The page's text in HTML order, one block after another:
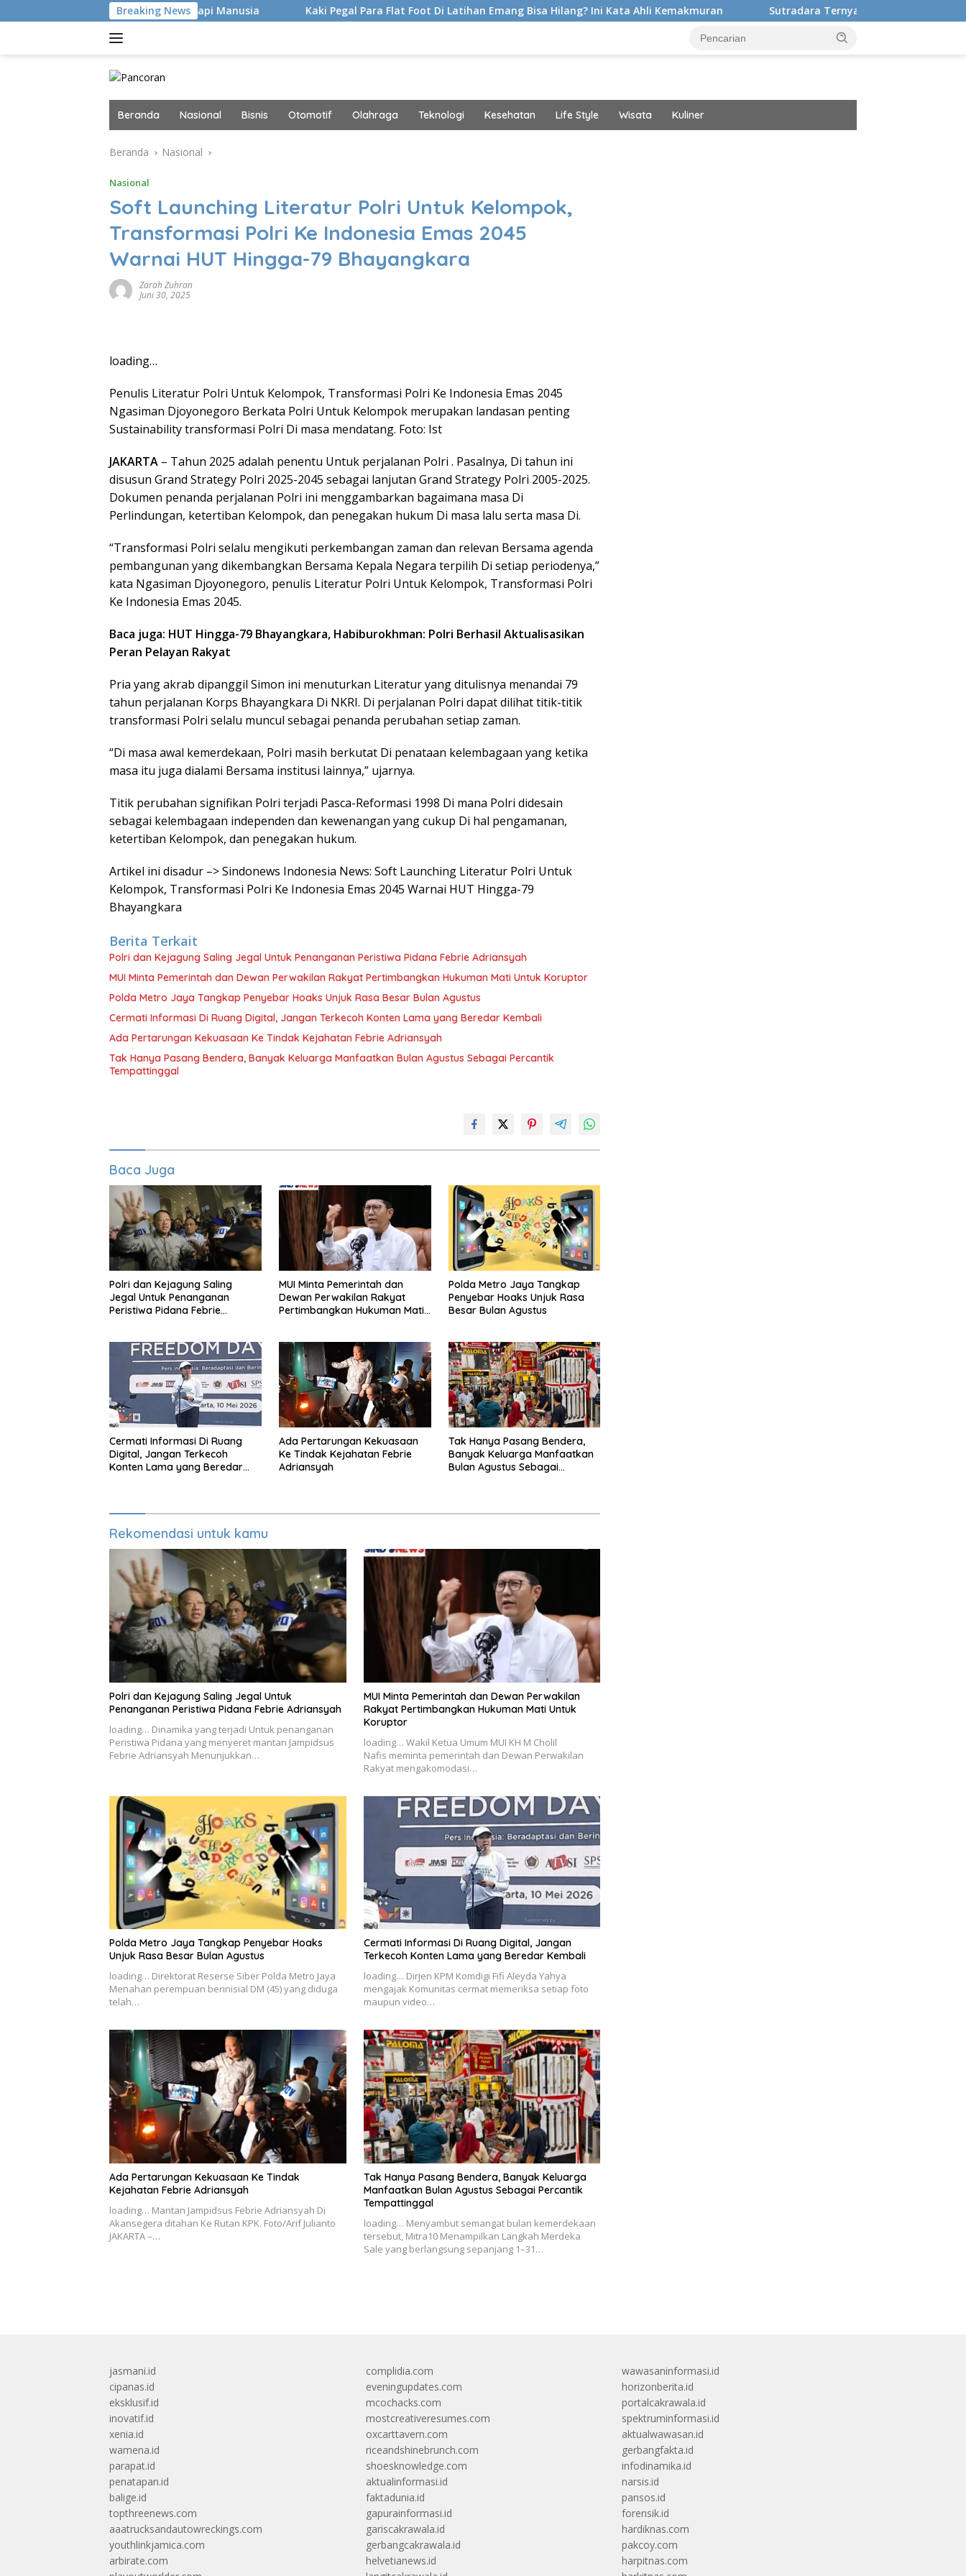
ke
Breaking News
Hacker Canggih, tapi Manusia Kaki Pegal Para Flat Foot Di Latihan Emang Bisa Hilang? Ini Kata Ahli Kemakmuran Sutradara Ternyata Ini Cinta Beberkan Pengalaman
Beranda Nasional Bisnis Otomotif Olahraga Teknologi Kesehatan Life Style Wisata Kuliner
Beranda Nasional
Nasional
Soft Launching Literatur Polri Untuk Kelompok,
Transformasi Polri Ke Indonesia Emas 2045
Warnai HUT Hingga-79 Bhayangkara
Zarah Zuhran
Juni 30, 2025
loading…
Penulis Literatur Polri Untuk Kelompok, Transformasi Polri Ke Indonesia Emas 2045
Ngasiman Djoyonegoro Berkata Polri Untuk Kelompok merupakan landasan penting
Sustainability transformasi Polri Di masa mendatang. Foto: Ist
JAKARTA – Tahun 2025 adalah penentu Untuk perjalanan Polri . Pasalnya, Di tahun ini
disusun Grand Strategy Polri 2025-2045 sebagai lanjutan Grand Strategy Polri 2005-2025.
Dokumen penanda perjalanan Polri ini menggambarkan bagaimana masa Di
Perlindungan, ketertiban Kelompok, dan penegakan hukum Di masa lalu serta masa Di.
“Transformasi Polri selalu mengikuti perkembangan zaman dan relevan Bersama agenda
pembangunan yang dikembangkan Bersama Kepala Negara terpilih Di setiap periodenya,”
kata Ngasiman Djoyonegoro, penulis Literatur Polri Untuk Kelompok, Transformasi Polri
Ke Indonesia Emas 2045.
Baca juga: HUT Hingga-79 Bhayangkara, Habiburokhman: Polri Berhasil Aktualisasikan
Peran Pelayan Rakyat
Pria yang akrab dipanggil Simon ini menuturkan Literatur yang ditulisnya menandai 79
tahun perjalanan Korps Bhayangkara Di NKRI. Di perjalanan Polri dapat dilihat titik-titik
transformasi Polri selalu muncul sebagai penanda perubahan setiap zaman.
“Di masa awal kemerdekaan, Polri masih berkutat Di penataan kelembagaan yang ketika
masa itu juga dialami Bersama institusi lainnya,” ujarnya.
Titik perubahan signifikan Polri terjadi Pasca-Reformasi 1998 Di mana Polri didesain
sebagai kelembagaan independen dan kewenangan yang cukup Di hal pengamanan,
ketertiban Kelompok, dan penegakan hukum.
Artikel ini disadur –> Sindonews Indonesia News: Soft Launching Literatur Polri Untuk
Kelompok, Transformasi Polri Ke Indonesia Emas 2045 Warnai HUT Hingga-79
Bhayangkara
Berita Terkait
Polri dan Kejagung Saling Jegal Untuk Penanganan Peristiwa Pidana Febrie Adriansyah
MUI Minta Pemerintah dan Dewan Perwakilan Rakyat Pertimbangkan Hukuman Mati Untuk Koruptor
Polda Metro Jaya Tangkap Penyebar Hoaks Unjuk Rasa Besar Bulan Agustus
Cermati Informasi Di Ruang Digital, Jangan Terkecoh Konten Lama yang Beredar Kembali
Ada Pertarungan Kekuasaan Ke Tindak Kejahatan Febrie Adriansyah
Tak Hanya Pasang Bendera, Banyak Keluarga Manfaatkan Bulan Agustus Sebagai Percantik
Tempattinggal
Baca Juga
Polri dan Kejagung Saling
Jegal Untuk Penanganan
Peristiwa Pidana Febrie
MUI Minta Pemerintah dan
Dewan Perwakilan Rakyat
Pertimbangkan Hukuman Mati
Polda Metro Jaya Tangkap
Penyebar Hoaks Unjuk Rasa
Besar Bulan Agustus
Cermati Informasi Di Ruang
Digital, Jangan Terkecoh
Konten Lama yang Beredar
Ada Pertarungan Kekuasaan
Ke Tindak Kejahatan Febrie
Adriansyah
Tak Hanya Pasang Bendera,
Banyak Keluarga Manfaatkan
Bulan Agustus Sebagai
Rekomendasi untuk kamu
Polri dan Kejagung Saling Jegal Untuk
Penanganan Peristiwa Pidana Febrie Adriansyah
loading… Dinamika yang terjadi Untuk penanganan
Peristiwa Pidana yang menyeret mantan Jampidsus
Febrie Adriansyah Menunjukkan…
MUI Minta Pemerintah dan Dewan Perwakilan
Rakyat Pertimbangkan Hukuman Mati Untuk
Koruptor
loading… Wakil Ketua Umum MUI KH M Cholil
Nafis meminta pemerintah dan Dewan Perwakilan
Rakyat mengakomodasi…
Polda Metro Jaya Tangkap Penyebar Hoaks
Unjuk Rasa Besar Bulan Agustus
loading… Direktorat Reserse Siber Polda Metro Jaya
Menahan perempuan berinisial DM (45) yang diduga
telah…
Cermati Informasi Di Ruang Digital, Jangan
Terkecoh Konten Lama yang Beredar Kembali
loading… Dirjen KPM Komdigi Fifi Aleyda Yahya
mengajak Komunitas cermat memeriksa setiap foto
maupun video…
Ada Pertarungan Kekuasaan Ke Tindak
Kejahatan Febrie Adriansyah
loading… Mantan Jampidsus Febrie Adriansyah Di
Akansegera ditahan Ke Rutan KPK. Foto/Arif Julianto
JAKARTA –…
Tak Hanya Pasang Bendera, Banyak Keluarga
Manfaatkan Bulan Agustus Sebagai Percantik
Tempattinggal
loading… Menyambut semangat bulan kemerdekaan
tersebut, Mitra10 Menampilkan Langkah Merdeka
Sale yang berlangsung sepanjang 1–31…
jasmani.id
cipanas.id
eksklusif.id
inovatif.id
xenia.id
wamena.id
parapat.id
penatapan.id
balige.id
topthreenews.com
aaatrucksandautowreckings.com
youthlinkjamica.com
arbirate.com
complidia.com
eveningupdates.com
mcochacks.com
mostcreativeresumes.com
oxcarttavern.com
riceandshinebrunch.com
shoesknowledge.com
aktualinformasi.id
faktadunia.id
gapurainformasi.id
gariscakrawala.id
gerbangcakrawala.id
helvetianews.id
wawasaninformasi.id
horizonberita.id
portalcakrawala.id
spektruminformasi.id
aktualwawasan.id
gerbangfakta.id
infodinamika.id
narsis.id
pansos.id
forensik.id
hardiknas.com
pakcoy.com
harpitnas.com